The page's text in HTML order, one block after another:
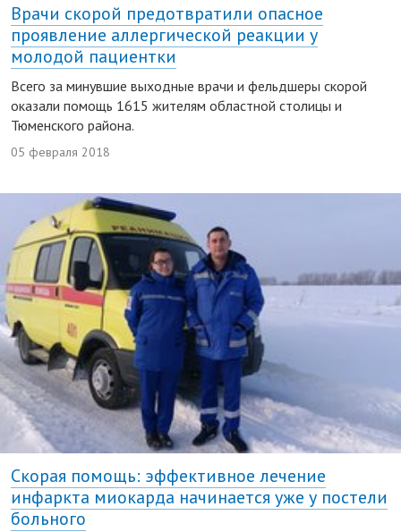
Врачи скорой предотвратили опасное
проявление аллергической реакции у
молодой пациентки
Всего за минувшие выходные врачи и фельдшеры скорой
оказали помощь 1615 жителям областной столицы и
Тюменского района.
05 февраля 2018
Скорая помощь: эффективное лечение
инфаркта миокарда начинается уже у постели
больного